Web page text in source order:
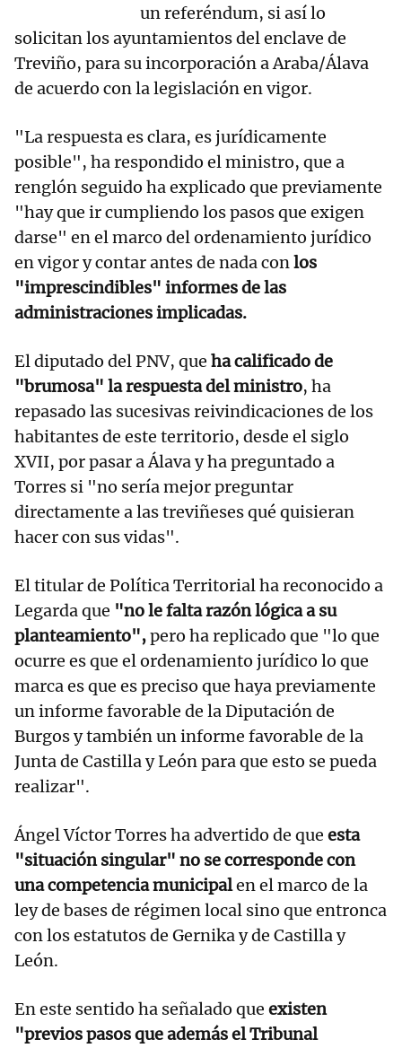
un referéndum, si así lo
solicitan los ayuntamientos del enclave de
Treviño, para su incorporación a Araba/Álava
de acuerdo con la legislación en vigor.
"La respuesta es clara, es jurídicamente
posible", ha respondido el ministro, que a
renglón seguido ha explicado que previamente
"hay que ir cumpliendo los pasos que exigen
darse" en el marco del ordenamiento jurídico
en vigor y contar antes de nada conlos
"imprescindibles" informes de las
administraciones implicadas.
El diputado del PNV, que ha calificado de
"brumosa" la respuesta del ministro, ha
repasado las sucesivas reivindicaciones de los
habitantes de este territorio, desde el siglo
XVII, por pasar a Álava y ha preguntado a
Torres si "no sería mejor preguntar
directamente a las treviñeses qué quisieran
hacer con sus vidas".
El titular de Política Territorial ha reconocido a
Legarda que "no le falta razón lógica a su
planteamiento",pero ha replicado que "lo que
ocurre es que el ordenamiento jurídico lo que
marca es que es preciso que haya previamente
un informe favorable de la Diputación de
Burgos y también un informe favorable de la
Junta de Castilla y León para que esto se pueda
realizar".
Ángel Víctor Torres ha advertido de que esta
"situación singular" no se corresponde con
una competencia municipalen el marco de la
ley de bases de régimen local sino que entronca
con los estatutos de Gernika y de Castilla y
León.
En este sentido ha señalado que existen
"previos pasos que además el Tribunal